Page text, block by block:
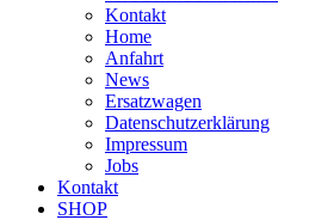
Kontakt
Home
Anfahrt
News
Ersatzwagen
Datenschutzerklärung
Impressum
Jobs
Kontakt
SHOP